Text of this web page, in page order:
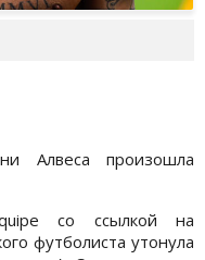
Алвеса произошла
со ссылкой на
футболиста утонула